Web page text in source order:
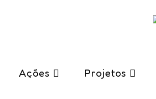
Ações Projetos